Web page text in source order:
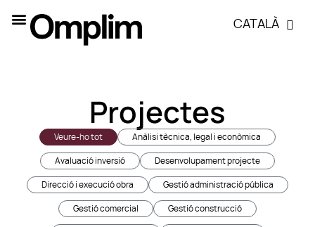
CATALÀ
Projectes
Anàlisi tècnica, legal i econòmica
Avaluació inversió Desenvolupament projecte
Direcció i execució obra Gestió administració pública
Gestió comercial Gestió construcció
Veure-ho tot